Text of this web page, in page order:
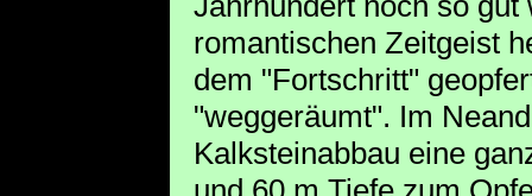
romantischen Zeitgeist
dem "Fortschritt"
"weggeräumt". Im
Kalksteinabbau eine